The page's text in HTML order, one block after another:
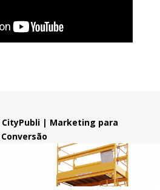
CityPubli | Marketing para
Conversão